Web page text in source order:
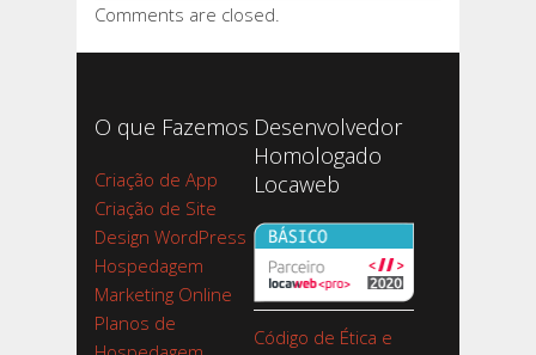
Comments are closed.
O que Fazemos
Criação de App
Criação de Site
Design WordPress
Hospedagem
Marketing Online
Planos de
Desenvolvedor
Homologado
Locaweb
Código de Ética e